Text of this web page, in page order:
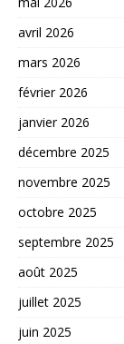
avril 2026
mars 2026
février 2026
janvier 2026
décembre 2025
novembre 2025
octobre 2025
septembre 2025
août 2025
juillet 2025
juin 2025